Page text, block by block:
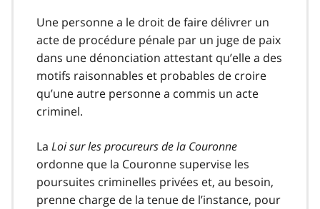
Une personne a le droit de faire délivrer un
acte de procédure pénale par un juge de paix
dans une dénonciation attestant qu’elle a des
motifs raisonnables et probables de croire
qu’une autre personne a commis un acte
criminel.
La Loi sur les procureurs de la Couronne
ordonne que la Couronne supervise les
poursuites criminelles privées et, au besoin,
prenne charge de la tenue de l’instance, pour